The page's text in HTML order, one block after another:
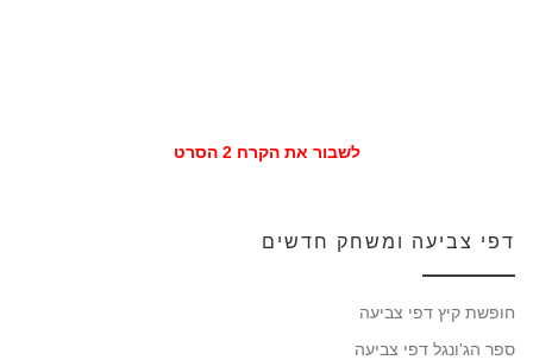
לשבור את הקרח 2 הסרט
דפי צביעה ומשחק חדשים
חופשת קיץ דפי צביעה
ספר הג'ונגל דפי צביעה